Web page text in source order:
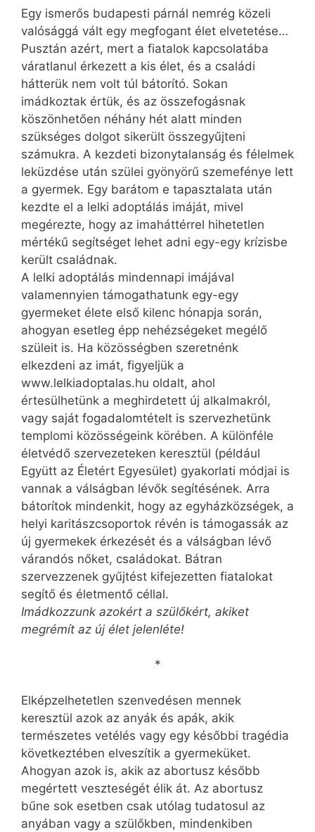
Egy ismerős budapesti párnál nemrég közeli
valósággá vált egy megfogant élet elvetetése…
Pusztán azért, mert a fiatalok kapcsolatába
váratlanul érkezett a kis élet, és a családi
hátterük nem volt túl bátorító. Sokan
imádkoztak értük, és az összefogásnak
köszönhetően néhány hét alatt minden
szükséges dolgot sikerült összegyűjteni
számukra. A kezdeti bizonytalanság és félelmek
leküzdése után szülei gyönyörű szemefénye lett
a gyermek. Egy barátom e tapasztalata után
kezdte el a lelki adoptálás imáját, mivel
megérezte, hogy az imaháttérrel hihetetlen
mértékű segítséget lehet adni egy-egy krízisbe
került családnak.
A lelki adoptálás mindennapi imájával
valamennyien támogathatunk egy-egy
gyermeket élete első kilenc hónapja során,
ahogyan esetleg épp nehézségeket megélő
szüleit is. Ha közösségben szeretnénk
elkezdeni az imát, figyeljük a
www.lelkiadoptalas.hu oldalt, ahol
értesülhetünk a meghirdetett új alkalmakról,
vagy saját fogadalomtételt is szervezhetünk
templomi közösségeink körében. A különféle
életvédő szervezeteken keresztül (például
Együtt az Életért Egyesület) gyakorlati módjai is
vannak a válságban lévők segítésének. Arra
bátorítok mindenkit, hogy az egyházközségek, a
helyi karitászcsoportok révén is támogassák az
új gyermekek érkezését és a válságban lévő
várandós nőket, családokat. Bátran
szervezzenek gyűjtést kifejezetten fiatalokat
segítő és életmentő céllal.
Imádkozzunk azokért a szülőkért, akiket
megrémít az új élet jelenléte!
*
Elképzelhetetlen szenvedésen mennek
keresztül azok az anyák és apák, akik
természetes vetélés vagy egy későbbi tragédia
következtében elveszítik a gyermeküket.
Ahogyan azok is, akik az abortusz később
megértett veszteségét élik át. Az abortusz
bűne sok esetben csak utólag tudatosul az
anyában vagy a szülőkben, mindenkiben